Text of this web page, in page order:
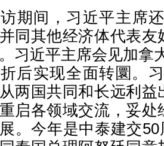
期间，习近平主席
同其他经济体代表
习近平主席会见加拿
后实现全面转圜。
两国共同和长远利
启各领域交流，妥
。今年是中泰建交